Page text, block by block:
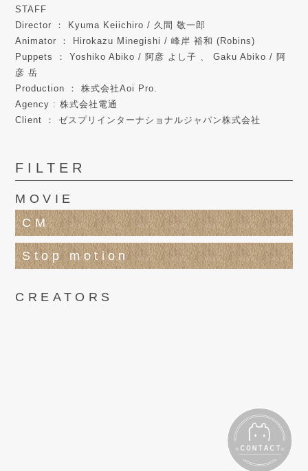
STAFF
Director ： Kyuma Keiichiro / 久間 敬一郎
Animator ： Hirokazu Minegishi / 峰岸 裕和 (Robins)
Puppets ： Yoshiko Abiko / 阿彦 よし子 、 Gaku Abiko / 阿
彦 岳
Production ： 株式会社Aoi Pro.
Agency : 株式会社電通
Client ： ゼスプリインターナショナルジャパン株式会社
FILTER
MOVIE
CM
Stop motion
CREATORS